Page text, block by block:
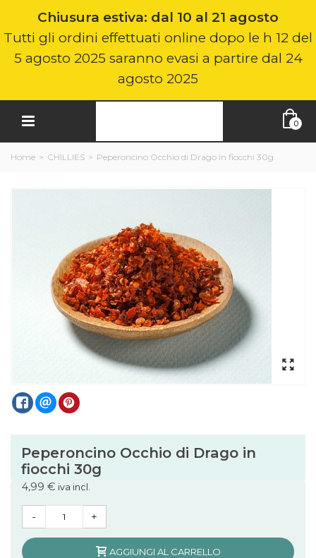
Chiusura estiva: dal 10 al 21 agosto
Tutti gli ordini effettuati online dopo le h 12 del
5 agosto 2025 saranno evasi a partire dal 24
agosto 2025
0
Home > CHILLIES > Peperoncino Occhio di Drago in fiocchi 30g
Peperoncino Occhio di Drago in
fiocchi 30g
4,99 € iva incl.
- +
AGGIUNGI AL CARRELLO